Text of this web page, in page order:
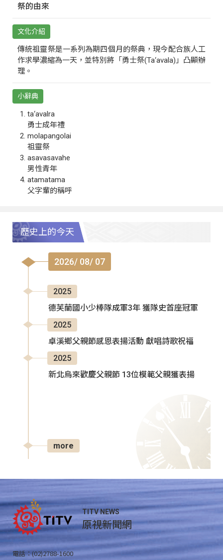
祭的由來
文化介紹
傳統祖靈祭是一系列為期四個月的祭典，現今配合族人工
作求學濃縮為一天，並特別將「勇士祭(Ta‘avala)」凸顯辦
理。
小辭典
ta‘avalra
勇士成年禮
molapangolai
祖靈祭
asavasavahe
男性青年
atamatama
父字輩的稱呼
歷史上的今天
2026/ 08/ 07
2025
德芙蘭國小少棒隊成軍3年 獲隊史首座冠軍
2025
卓溪鄉父親節感恩表揚活動 獻唱詩歌祝福
2025
新北烏來歡慶父親節 13位模範父親獲表揚
more
TITV NEWS
原視新聞網
電話：(02)2788-1600